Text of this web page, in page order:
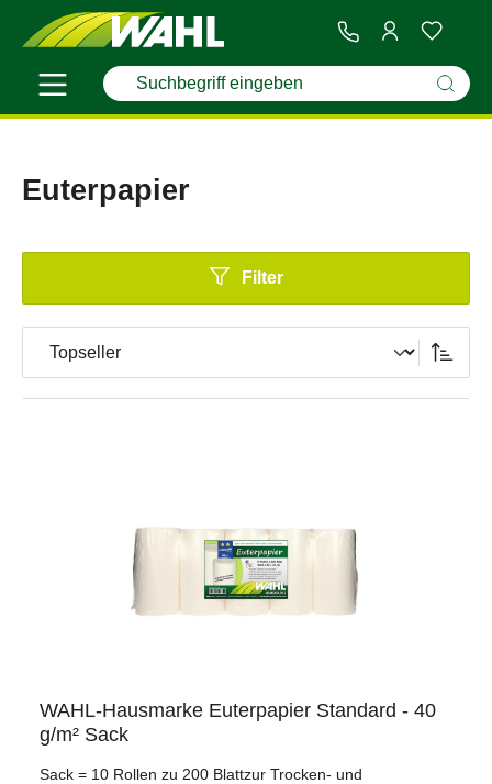
Euterpapier
Filter
WAHL-Hausmarke Euterpapier Standard - 40
g/m² Sack
Sack = 10 Rollen zu 200 Blattzur Trocken- und